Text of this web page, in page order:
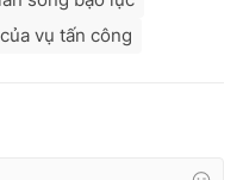
vụ tấn công